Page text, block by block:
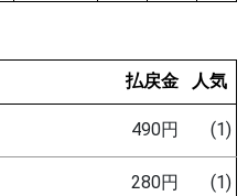
払戻金 人気
490円 (1)
280円 (1)